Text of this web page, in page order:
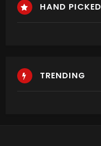
HAND PICKED
TRENDING